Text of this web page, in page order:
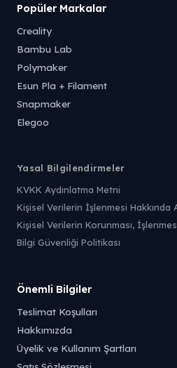
Popüler Markalar
Creality
Bambu Lab
Polymaker
Esun Pla + Filament
Snapmaker
Elegoo
Yasal Bilgilendirmeler
KVKK Aydınlatma Metni
Kişisel Verilerin İşlenmesi Hakkında
Kişisel Verilerin Korunması,
Bilgi Güvenliği Politikası
Önemli Bilgiler
Teslimat Koşulları
Hakkımızda
Üyelik ve Kullanım Şartları